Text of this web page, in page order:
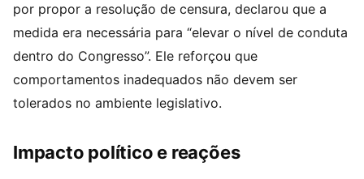
por propor a resolução de censura, declarou que a
medida era necessária para “elevar o nível de conduta
dentro do Congresso”. Ele reforçou que
comportamentos inadequados não devem ser
tolerados no ambiente legislativo.
Impacto político e reações